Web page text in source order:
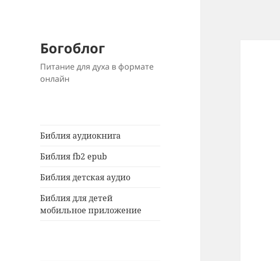
Богоблог
Питание для духа в формате
онлайн
Библия аудиокнига
Библия fb2 epub
Библия детская аудио
Библия для детей
мобильное приложение